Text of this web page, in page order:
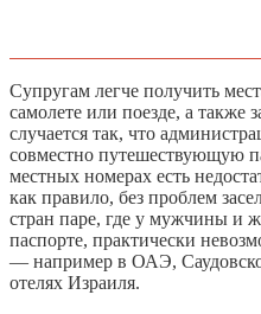
Супругам легче получить
самолете или поезде, а также
случается так, что
совместно путешествующую
местных номерах есть
как правило, без проблем
стран паре, где у мужчины и
паспорте, практически
— например в ОАЭ,
отелях Израиля.